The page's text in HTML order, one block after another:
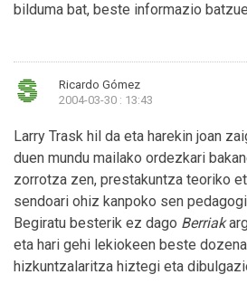
bilduma bat, beste informazio
Ricardo Gómez
2004-03-30 : 13:43
Larry Trask hil da eta harekin joan
duen mundu mailako ordezkari
zorrotza zen, prestakuntza teoriko
sendoari ohiz kanpoko sen
Begiratu besterik ez dago Berriak
eta hari gehi lekiokeen beste
hizkuntzalaritza hiztegi eta